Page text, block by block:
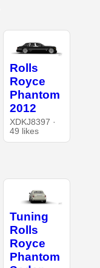
Rolls
Royce
Phantom
2012
XDKJ8397 ·
49 likes
Tuning
Rolls
Royce
Phantom